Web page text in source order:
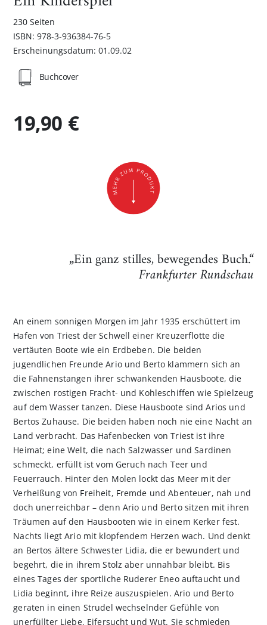
230 Seiten
ISBN: 978-3-936384-76-5
Erscheinungsdatum: 01.09.02
19,90 €
Buchcover
„Ein ganz stilles, bewegendes Buch.“
Frankfurter Rundschau
An einem sonnigen Morgen im Jahr 1935 erschüttert im
Hafen von Triest der Schwell einer Kreuzerflotte die
vertäuten Boote wie ein Erdbeben. Die beiden
jugendlichen Freunde Ario und Berto klammern sich an
die Fahnenstangen ihrer schwankenden Hausboote, die
zwischen rostigen Fracht- und Kohleschiffen wie Spielzeug
auf dem Wasser tanzen. Diese Hausboote sind Arios und
Bertos Zuhause. Die beiden haben noch nie eine Nacht an
Land verbracht. Das Hafenbecken von Triest ist ihre
Heimat; eine Welt, die nach Salzwasser und Sardinen
schmeckt, erfüllt ist vom Geruch nach Teer und
Feuerrauch. Hinter den Molen lockt das Meer mit der
Verheißung von Freiheit, Fremde und Abenteuer, nah und
doch unerreichbar – denn Ario und Berto sitzen mit ihren
Träumen auf den Hausbooten wie in einem Kerker fest.
Nachts liegt Ario mit klopfendem Herzen wach. Und denkt
an Bertos ältere Schwester Lidia, die er bewundert und
begehrt, die in ihrem Stolz aber unnahbar bleibt. Bis
eines Tages der sportliche Ruderer Eneo auftaucht und
Lidia beginnt, ihre Reize auszuspielen. Ario und Berto
geraten in einen Strudel wechselnder Gefühle von
unerfüllter Liebe, Eifersucht und Wut. Sie schmieden